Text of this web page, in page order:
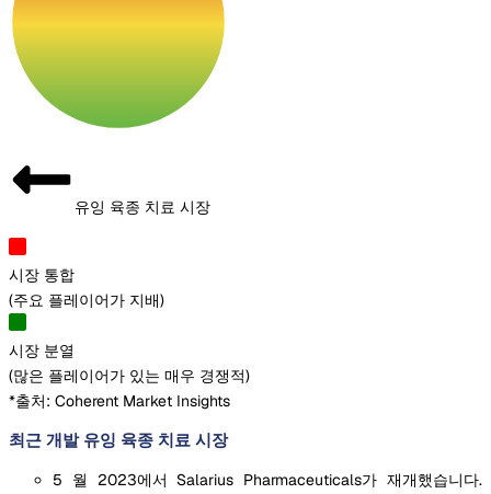
유잉 육종 치료 시장
시장 통합
(주요 플레이어가 지배)
시장 분열
(많은 플레이어가 있는 매우 경쟁적)
*출처: Coherent Market Insights
최근 개발 유잉 육종 치료 시장
5 월 2023에서 Salarius Pharmaceuticals가 재개했습니다.